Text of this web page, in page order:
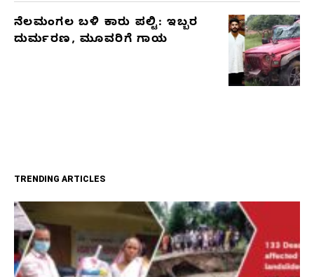
ನೆಲಮಂಗಲ ಬಳಿ ಕಾರು ಪಲ್ಟಿ: ಇಬ್ಬರ
ದುರ್ಮರಣ, ಮೂವರಿಗೆ ಗಾಯ
TRENDING ARTICLES